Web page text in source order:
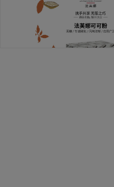
多焙乐蝴蝶形巧克力制品
规格: 6盒×171克（72片） / 箱